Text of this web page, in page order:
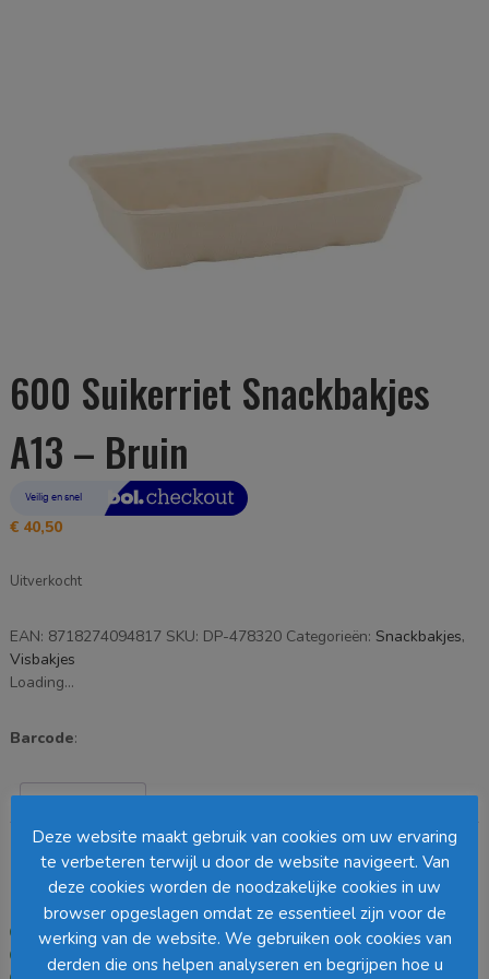
600 Suikerriet Snackbakjes
A13 – Bruin
€40,50
Uitverkocht
EAN: 8718274094817 SKU: DP-478320 Categorieën: Snackbakjes,
Visbakjes
Loading...
Barcode:
Beschrijving
Beschrijving
Plus- en minpunten
Home compostable
Stapelbaar
Deze website maakt gebruik van cookies om uw ervaring
te verbeteren terwijl u door de website navigeert. Van
deze cookies worden de noodzakelijke cookies in uw
browser opgeslagen omdat ze essentieel zijn voor de
werking van de website. We gebruiken ook cookies van
derden die ons helpen analyseren en begrijpen hoe u